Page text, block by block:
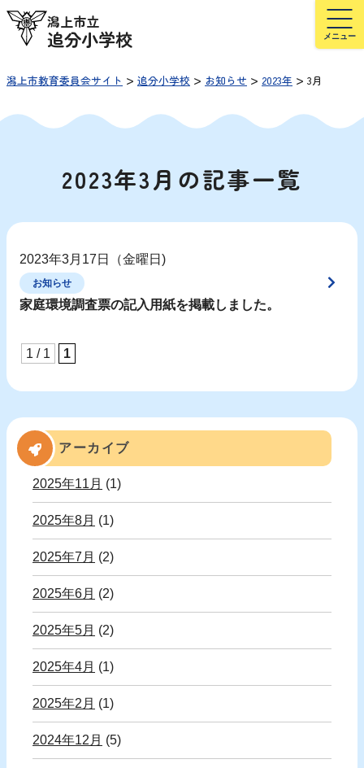
潟上市立
追分小学校
潟上市教育委員会サイト > 追分小学校 > お知らせ > 2023年 > 3月
2023年3月の記事一覧
2023年3月17日（金曜日)
お知らせ
家庭環境調査票の記入用紙を掲載しました。
1 / 1 1
アーカイブ
2025年11月 (1)
2025年8月 (1)
2025年7月 (2)
2025年6月 (2)
2025年5月 (2)
2025年4月 (1)
2025年2月 (1)
2024年12月 (5)